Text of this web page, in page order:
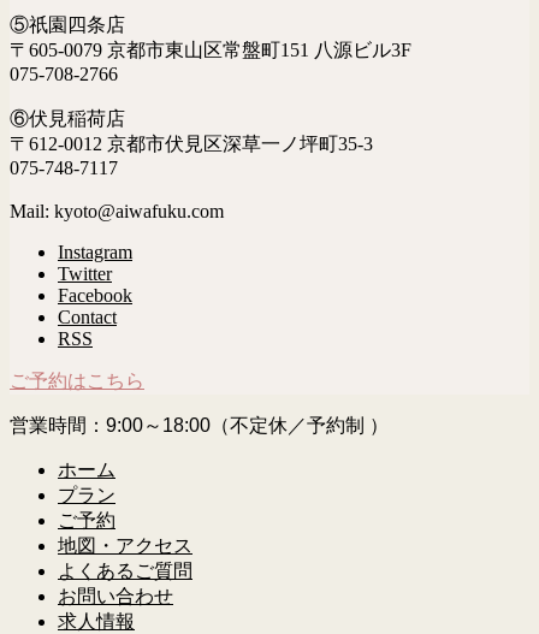
⑤祇園四条店
〒605-0079 京都市東山区常盤町151 八源ビル3F
075-708-2766
⑥伏見稲荷店
〒612-0012 京都市伏見区深草一ノ坪町35-3
075-748-7117
Mail: kyoto@aiwafuku.com
Instagram
Twitter
Facebook
Contact
RSS
ご予約はこちら
営業時間：9:00～18:00（不定休／予約制 ）
ホーム
プラン
ご予約
地図・アクセス
よくあるご質問
お問い合わせ
求人情報